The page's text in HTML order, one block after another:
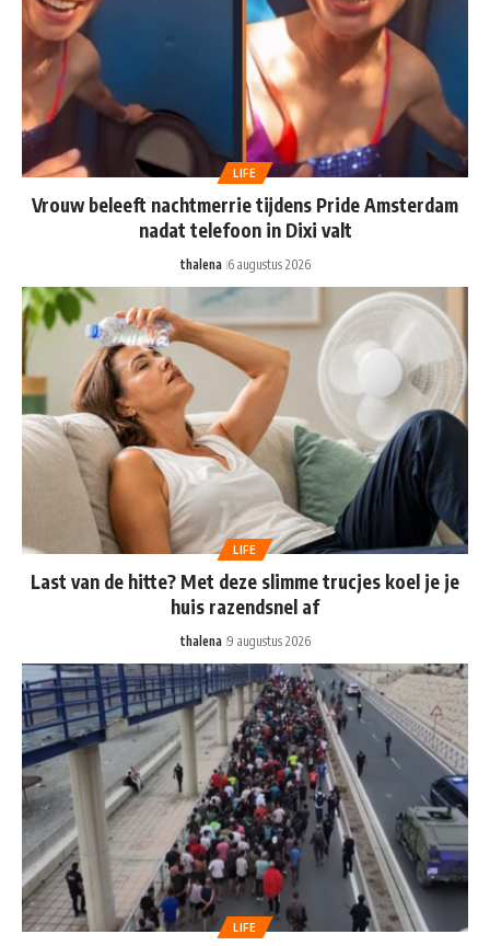
LIFE
Vrouw beleeft nachtmerrie tijdens Pride Amsterdam
nadat telefoon in Dixi valt
thalena 6 augustus 2026
LIFE
Last van de hitte? Met deze slimme trucjes koel je je
huis razendsnel af
thalena 9 augustus 2026
LIFE